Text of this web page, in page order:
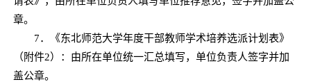
章。
7．《东北师范大学年度干部教师学术培养选派计划表》
（附件2）：由所在单位统一汇总填写，单位负责人签字并加
盖公章。